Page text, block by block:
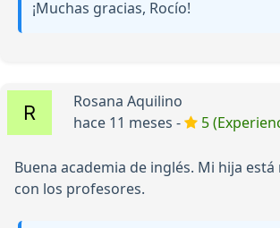
¡Muchas gracias, Rocío!
Rosana Aquilino
hace 11 meses -
5
Buena academia de inglés. Mi hija
con los profesores.